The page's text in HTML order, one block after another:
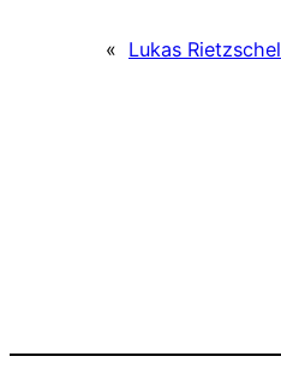
« Lukas Rietzschel